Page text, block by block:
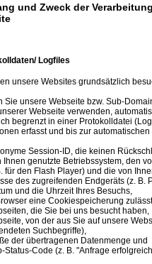
und Zweck der
Logfiles
unsere Websites grundsätzlich
Sie unsere Webseite bzw. Sub-
Webseite verwenden,
begrenzt in einer Protokolldatei
erfasst und bis zur
Session-ID, die keinen
Ihnen genutzte Betriebssystem, den
für den Flash Player) und die von
des zugreifenden Endgeräts (z. B.
und die Uhrzeit Ihres Besuchs,
eine Cookiespeicherung
die Sie bei uns besucht haben,
von der aus Sie auf unsere
Suchbegriffe),
der übertragenen Datenmenge und
Status-Code (z. B. "Anfrage